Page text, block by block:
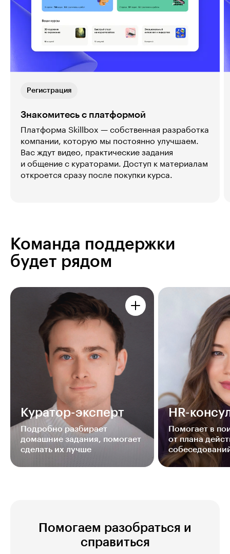
Регистрация
Знакомитесь с платформой
Платформа Skillbox — собственная разработка
компании, которую мы постоянно улучшаем.
Вас ждут видео, практические задания
и общение с кураторами. Доступ к материалам
откроется сразу после покупки курса.
Команда поддержки
будет рядом
Куратор-эксперт
Подробно разбирает
домашние задания, помогает
сделать их лучше
HR-
Помогает в
от плана
Помогаем разобраться и
справиться